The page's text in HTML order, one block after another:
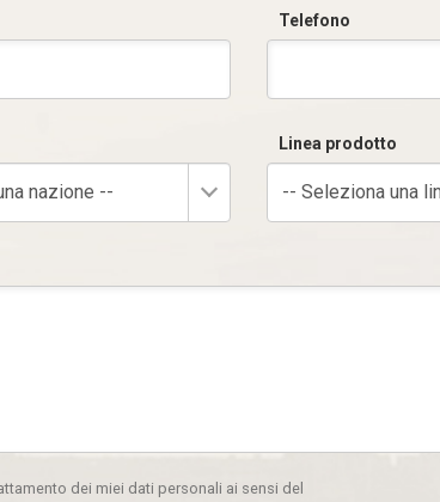
Telefono
nazione --
Linea prodotto
dei miei dati personali ai sensi del